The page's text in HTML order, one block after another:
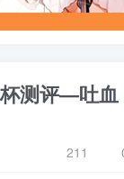
测评—吐血
211